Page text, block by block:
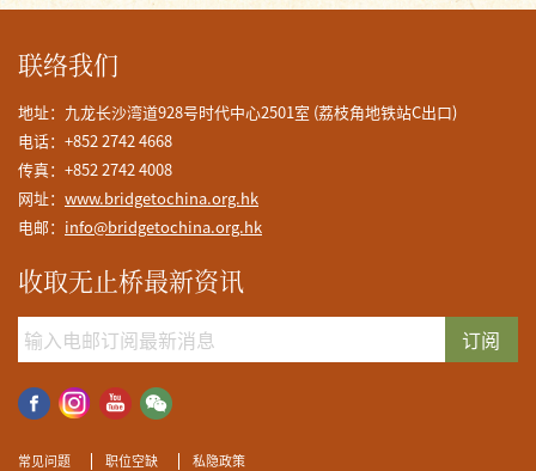
联络我们
地址：九龙长沙湾道928号时代中心2501室 (荔枝角地铁站C出口)
电话：+852 2742 4668
传真：+852 2742 4008
网址： www.bridgetochina.org.hk
电邮： info@bridgetochina.org.hk
收取无止桥最新资讯
订阅
常见问题 职位空缺 私隐政策